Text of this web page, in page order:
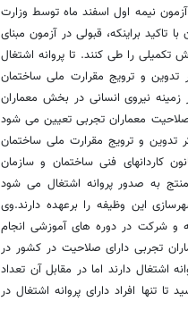
نیمه اول اسفند ماه توسط وزارت
براینکه، قبولی در آزمون مبنای
را طی کنند. تا پروانه اشتغال
تدوین و ترویج مقرارت ملی ساختمان
نیروی انسانی در بخش معماران
صلاحیت معماران تجربی تعیین می شود
تدوین و ترویج مقرارت ملی ساختمان
کاردانهای فنی ساختمان و سازمان
به صدور پروانه اشتغال می شود
این وظیفه را برعهده دارند.وی
و شرکت در دوره های آموزشی انجام
تجربی دارای صلاحیت در کشور در
در حالی است که 120 هزار مهندس پروانه اشتغال دارند اما در مقابل آن تعداد
تنها افراد دارای پروانه اشتغال در